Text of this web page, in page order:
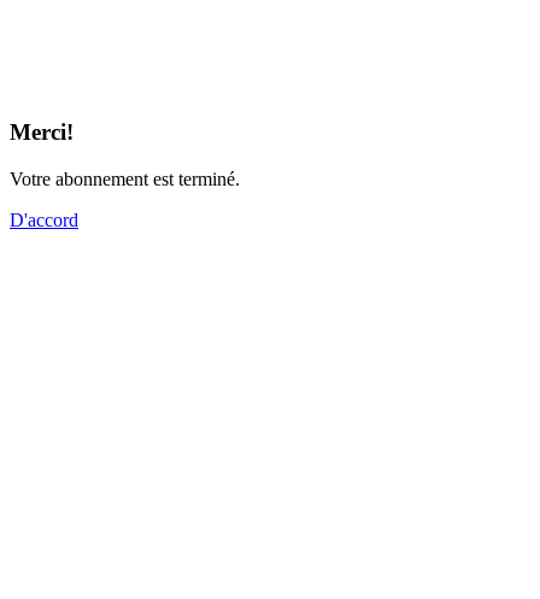
Merci!
Votre abonnement est terminé.
D'accord